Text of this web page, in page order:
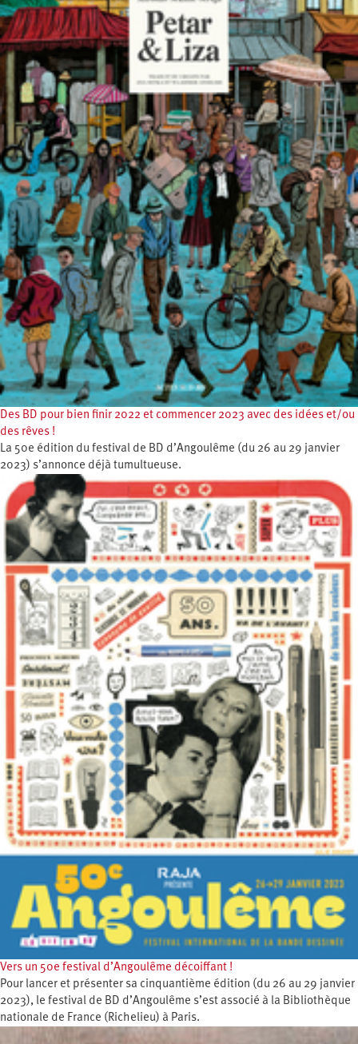
Des BD pour bien finir 2022 et commencer 2023 avec des idées et/ou
des rêves !
La 50e édition du festival de BD d’Angoulême (du 26 au 29 janvier
2023) s’annonce déjà tumultueuse.
Vers un 50e festival d’Angoulême décoiffant !
Pour lancer et présenter sa cinquantième édition (du 26 au 29 janvier
2023), le festival de BD d’Angoulême s’est associé à la Bibliothèque
nationale de France (Richelieu) à Paris.